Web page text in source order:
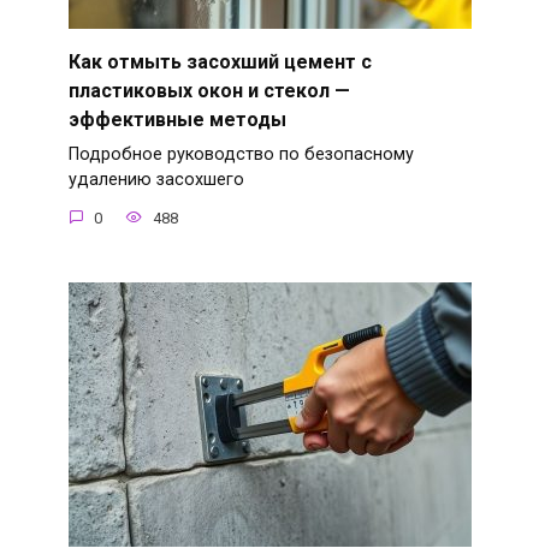
Как отмыть засохший цемент с
пластиковых окон и стекол —
эффективные методы
Подробное руководство по безопасному
удалению засохшего
0 488